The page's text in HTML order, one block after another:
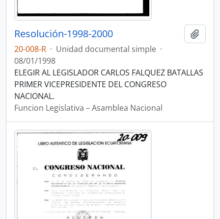
Resolución-1998-2000
20-008-R · Unidad documental simple ·
08/01/1998
ELEGIR AL LEGISLADOR CARLOS FALQUEZ BATALLAS
PRIMER VICEPRESIDENTE DEL CONGRESO
NACIONAL.
Funcion Legislativa – Asamblea Nacional